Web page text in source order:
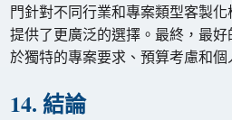
門針對不同行業和專案類型客製
提供了更廣泛的選擇。最終，最
於獨特的專案要求、預算考慮和個
14. 結論